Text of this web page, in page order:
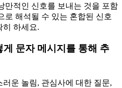
만적인 신호를 보내는 것을 포함
로 해석될 수 있는 혼합된 신호
히 하세요.
문자 메시지를 통해 추
운 놀림, 관심사에 대한 질문,